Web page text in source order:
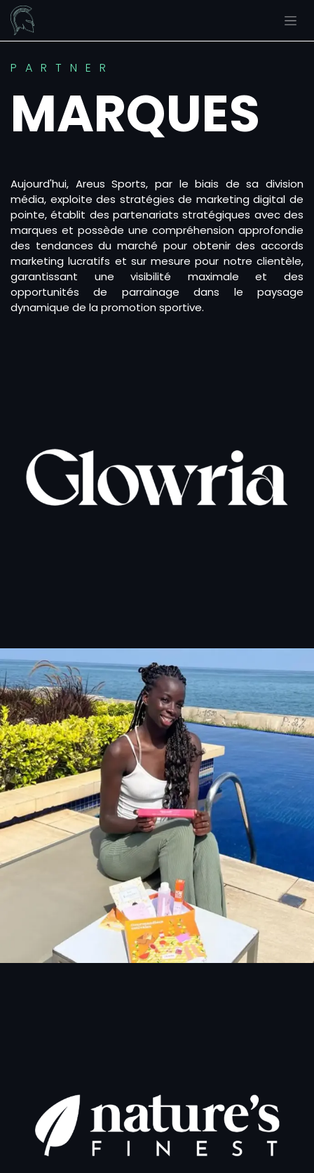
Se rendre au contenu
P A R T N E R
MARQUES
Aujourd'hui, Areus Sports, par le biais de sa division
média, exploite des stratégies de marketing digital de
pointe, établit des partenariats stratégiques avec des
marques et possède une compréhension approfondie
des tendances du marché pour obtenir des accords
marketing lucratifs et sur mesure pour notre clientèle,
garantissant une visibilité maximale et des
opportunités de parrainage dans le paysage
dynamique de la promotion sportive.